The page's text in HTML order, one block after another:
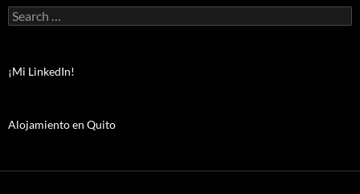
Search
for:
¡Mi LinkedIn!
Alojamiento en Quito